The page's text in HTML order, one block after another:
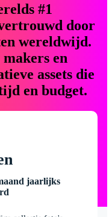
#1
door
wereldwijd.
en
assets die
en budget.
jaarlijks